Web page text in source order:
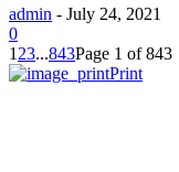
admin - July 24, 2021
0
123...843Page 1 of 843
Print